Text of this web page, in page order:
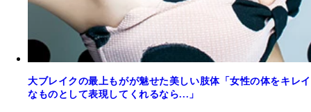
大ブレイクの最上もがが魅せた美しい肢体「女性の体をキレイ
なものとして表現してくれるなら...」